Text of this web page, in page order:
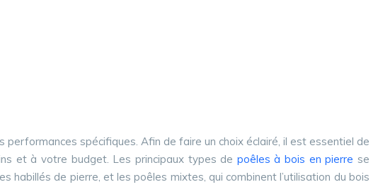
spécifiques. Afin de faire un choix éclairé, il est essentiel de
et à votre budget. Les principaux types de poêles à bois en pierrese
habillés de pierre, et les poêles mixtes, qui combinent l’utilisation du bois